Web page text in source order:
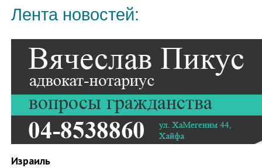
Лента новостей:
Израиль